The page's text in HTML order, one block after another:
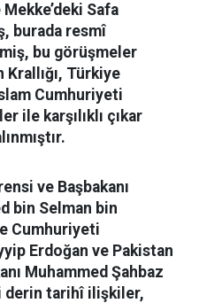
Safa
burada resmî
bu görüşmeler
Krallığı, Türkiye
Cumhuriyeti
ile karşılıklı çıkar
ve Başbakanı
bin Selman bin
Cumhuriyeti
Erdoğan ve Pakistan
Muhammed Şahbaz
derin tarihî ilişkiler,